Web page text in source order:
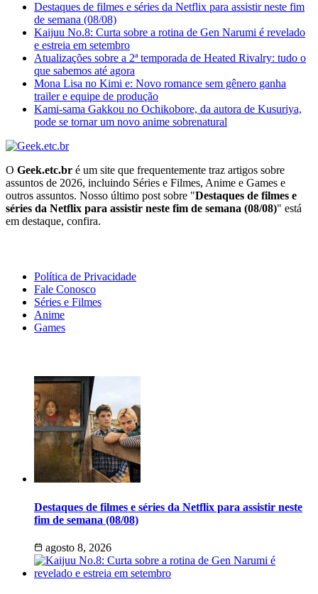
Destaques de filmes e séries da Netflix para assistir neste fim
de semana (08/08)
Kaijuu No.8: Curta sobre a rotina de Gen Narumi é revelado
e estreia em setembro
Atualizações sobre a 2ª temporada de Heated Rivalry: tudo o
que sabemos até agora
Mona Lisa no Kimi e: Novo romance sem gênero ganha
trailer e equipe de produção
Kami-sama Gakkou no Ochikobore, da autora de Kusuriya,
pode se tornar um novo anime sobrenatural
O Geek.etc.br é um site que frequentemente traz artigos sobre
assuntos de 2026, incluindo Séries e Filmes, Anime e Games e
outros assuntos. Nosso último post sobre "Destaques de filmes e
séries da Netflix para assistir neste fim de semana (08/08)" está
em destaque, confira.
Política de Privacidade
Fale Conosco
Séries e Filmes
Anime
Games
Destaques de filmes e séries da Netflix para assistir neste
fim de semana (08/08)
agosto 8, 2026